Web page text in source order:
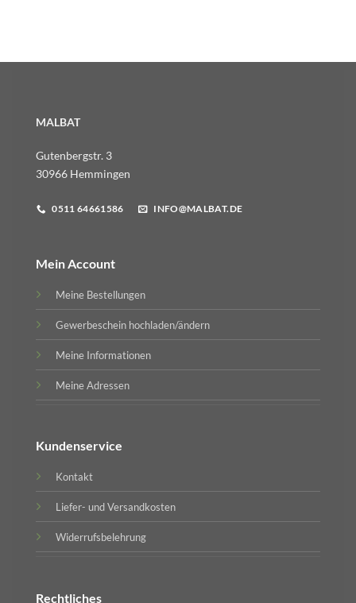
MALBAT
Gutenbergstr. 3
30966 Hemmingen
0511 64661586 INFO@MALBAT.DE
Mein Account
Meine Bestellungen
Gewerbeschein hochladen/ändern
Meine Informationen
Meine Adressen
Kundenservice
Kontakt
Liefer- und Versandkosten
Widerrufsbelehrung
Rechtliches